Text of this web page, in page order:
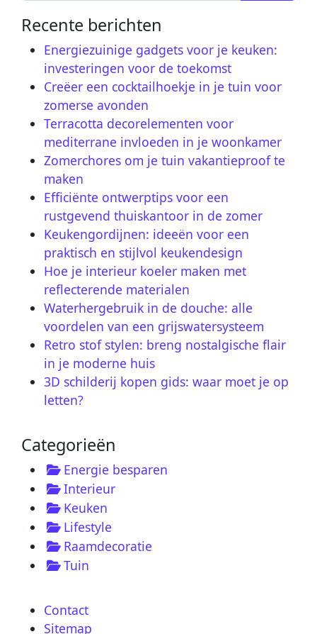
Recente berichten
Energiezuinige gadgets voor je keuken:
investeringen voor de toekomst
Creëer een cocktailhoekje in je tuin voor
zomerse avonden
Terracotta decorelementen voor
mediterrane invloeden in je woonkamer
Zomerchores om je tuin vakantieproof te
maken
Efficiënte ontwerptips voor een
rustgevend thuiskantoor in de zomer
Keukengordijnen: ideeën voor een
praktisch en stijlvol keukendesign
Hoe je interieur koeler maken met
reflecterende materialen
Waterhergebruik in de douche: alle
voordelen van een grijswatersysteem
Retro stof stylen: breng nostalgische flair
in je moderne huis
3D schilderij kopen gids: waar moet je op
letten?
Categorieën
Energie besparen
Interieur
Keuken
Lifestyle
Raamdecoratie
Tuin
Contact
Sitemap